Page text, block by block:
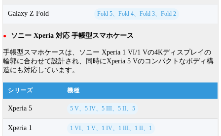
Galaxy Z Fold Fold 5、Fold 4、Fold 3、Fold 2
● ソニー Xperia 対応 手帳型スマホケース
手帳型スマホケースは、ソニー Xperia 1 VI/1 Vの4Kディスプレイの
輪郭に合わせて設計され、同時にXperia 5 Vのコンパクトなボディ構
造にも対応しています。
シリーズ 機種
Xperia 5 5 V、5 IV、5 III、5 II、5
Xperia 1 1 VI、1 V、1 IV、1 III、1 II、1